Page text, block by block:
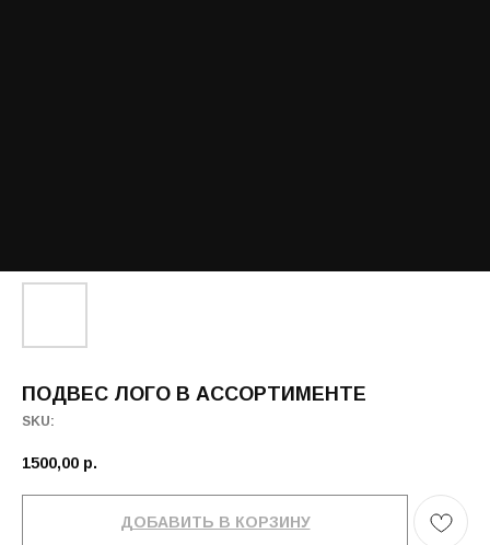
ПОДВЕС ЛОГО В АССОРТИМЕНТЕ
SKU:
1500,00 р.
ДОБАВИТЬ В КОРЗИНУ